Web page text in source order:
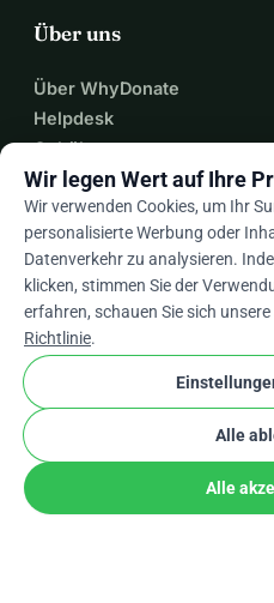
Über uns
Über WhyDonate
Helpdesk
Gebühren
Kontakt Aufnehmen
Mehr Ressourcenexpand_more
Dearrow_drop_down
★★★★★
Wir legen Wert auf Ihre
Wir verwenden Cookies, um Ihr
personalisierte Werbung oder
Datenverkehr zu analysieren.
klicken, stimmen Sie der
erfahren, schauen Sie sich unsere
Richtlinie.
Alle
Alle